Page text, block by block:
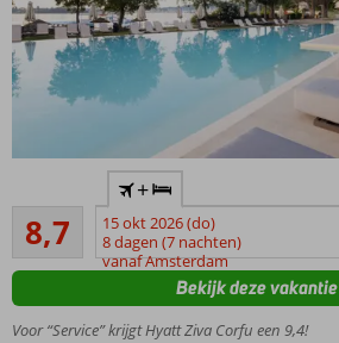
hotel
Preferred
Club met
voordelen
8,7
Aanrader
7
beoordelingen
+
15 okt 2026 (do)
8 dagen (7 nachten)
vanaf Amsterdam
Voor “Service” krijgt Hyatt Ziva Corfu een 9,4!
Bekijk deze vakantie